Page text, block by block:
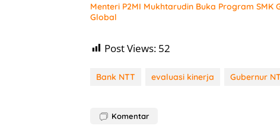
Menteri P2MI Mukhtarudin Buka Program
Global
Post Views: 52
Bank NTT evaluasi kinerja Gubernur
Komentar